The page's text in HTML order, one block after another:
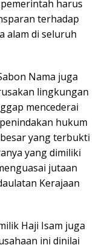
harus
terhadap
alam di seluruh
Nama juga
lingkungan
mencederai
hukum
yang terbukti
yang dimiliki
jutaan
Kerajaan
Haji Isam juga
ini dinilai